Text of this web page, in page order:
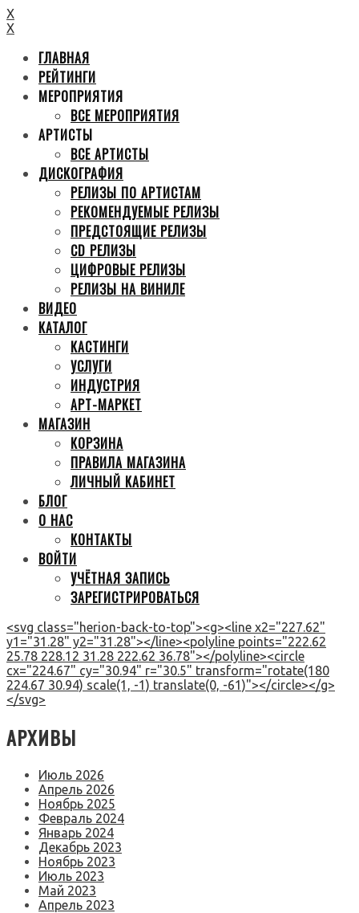
X
X
ГЛАВНАЯ
РЕЙТИНГИ
МЕРОПРИЯТИЯ
ВСЕ МЕРОПРИЯТИЯ
АРТИСТЫ
ВСЕ АРТИСТЫ
ДИСКОГРАФИЯ
РЕЛИЗЫ ПО АРТИСТАМ
РЕКОМЕНДУЕМЫЕ РЕЛИЗЫ
ПРЕДСТОЯЩИЕ РЕЛИЗЫ
CD РЕЛИЗЫ
ЦИФРОВЫЕ РЕЛИЗЫ
РЕЛИЗЫ НА ВИНИЛЕ
ВИДЕО
КАТАЛОГ
КАСТИНГИ
УСЛУГИ
ИНДУСТРИЯ
АРТ-МАРКЕТ
МАГАЗИН
КОРЗИНА
ПРАВИЛА МАГАЗИНА
ЛИЧНЫЙ КАБИНЕТ
БЛОГ
О НАС
КОНТАКТЫ
ВОЙТИ
УЧЁТНАЯ ЗАПИСЬ
ЗАРЕГИСТРИРОВАТЬСЯ
<svg class="herion-back-to-top"><g><line x2="227.62"
y1="31.28" y2="31.28"></line><polyline points="222.62
25.78 228.12 31.28 222.62 36.78"></polyline><circle
cx="224.67" cy="30.94" r="30.5" transform="rotate(180
224.67 30.94) scale(1, -1) translate(0, -61)"></circle></g>
</svg>
АРХИВЫ
Июль 2026
Апрель 2026
Ноябрь 2025
Февраль 2024
Январь 2024
Декабрь 2023
Ноябрь 2023
Июль 2023
Май 2023
Апрель 2023